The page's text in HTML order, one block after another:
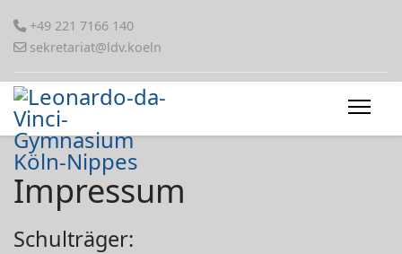
+49 221 7166 140
sekretariat@ldv.koeln
Impressum
Schulträger: